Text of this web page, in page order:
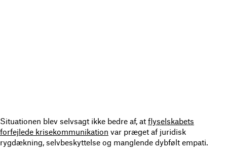
Situationen blev selvsagt ikke bedre af, at flyselskabets
forfejlede krisekommunikation var præget af juridisk
rygdækning, selvbeskyttelse og manglende dybfølt empati.